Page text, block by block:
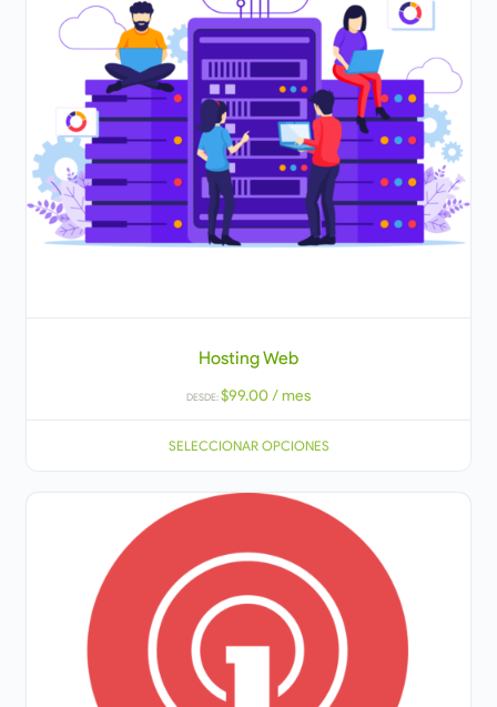
Hosting Web
DESDE:$99.00/ mes
SELECCIONAR OPCIONES